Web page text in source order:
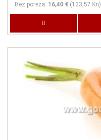
Bez poreza: 16,40 € (123,57 Kn)